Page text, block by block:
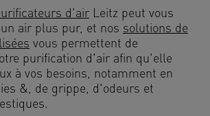
d'air Leitz peut vous
air plus pur, et nos solutions de
vous permettent de
purification d'air afin qu'elle
à vos besoins, notamment en
&, de grippe, d'odeurs et